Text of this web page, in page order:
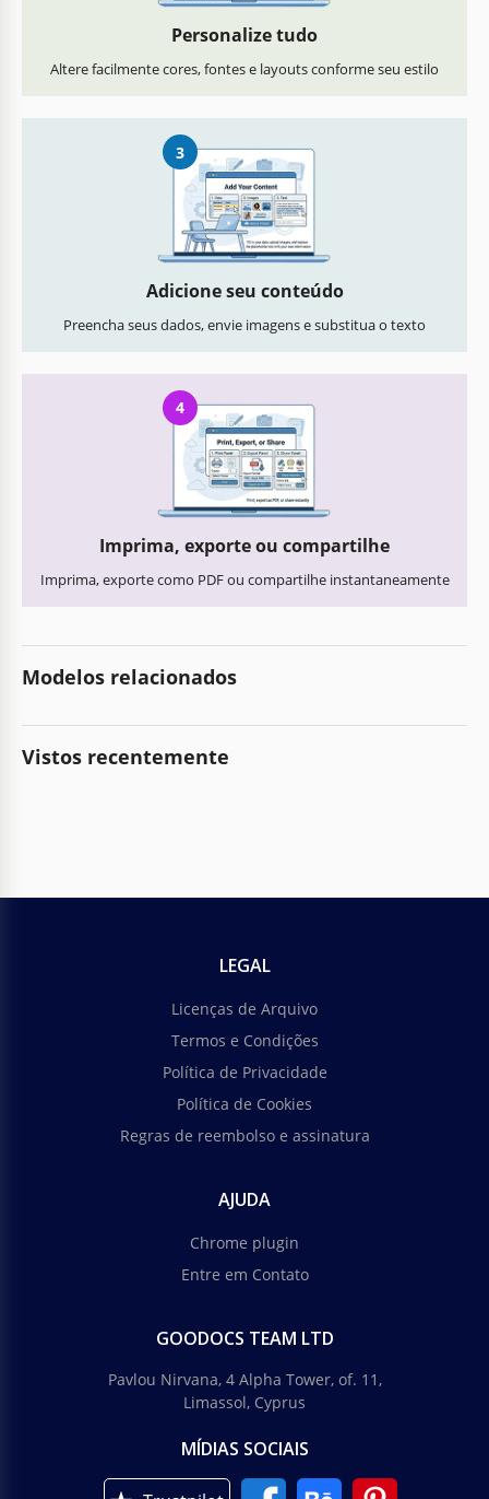
Personalize tudo
Altere facilmente cores, fontes e layouts conforme seu estilo
3
Adicione seu conteúdo
Preencha seus dados, envie imagens e substitua o texto
4
Imprima, exporte ou compartilhe
Imprima, exporte como PDF ou compartilhe instantaneamente
Modelos relacionados
Vistos recentemente
LEGAL
Licenças de Arquivo
Termos e Condições
Política de Privacidade
Política de Cookies
Regras de reembolso e assinatura
AJUDA
Chrome plugin
Entre em Contato
GOODOCS TEAM LTD
Pavlou Nirvana, 4 Alpha Tower, of. 11,
Limassol, Cyprus
MÍDIAS SOCIAIS